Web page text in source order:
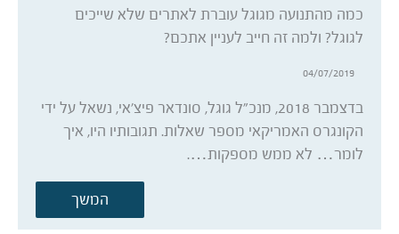
כמה מהתנועה מגוגל עוברת לאתרים שלא שייכים
לגוגל? ולמה זה חייב לעניין אתכם?
04/07/2019
בדצמבר 2018, מנכ”ל גוגל, סונדאר פיצ’אי, נשאל על ידי
הקונגרס האמריקאי מספר שאלות. תגובותיו היו, איך
לומר… לא ממש מספקות….
המשך